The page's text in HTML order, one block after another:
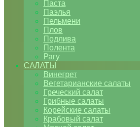
Паста
Паэлья
Пельмени
Плов
Подлива
Полента
Рагу
САЛАТЫ
Винегрет
Вегетарианские салаты
Греческий салат
Грибные салаты
Корейские салаты
Крабовый салат